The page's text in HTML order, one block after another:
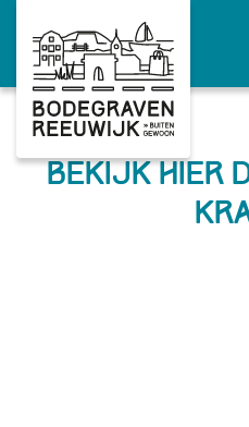
Bekijk hier